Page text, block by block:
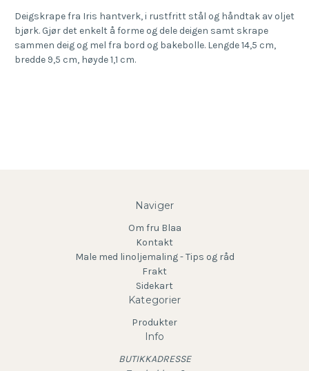
Deigskrape fra Iris hantverk, i rustfritt stål og håndtak av oljet
bjørk. Gjør det enkelt å forme og dele deigen samt skrape
sammen deig og mel fra bord og bakebolle. Lengde 14,5 cm,
bredde 9,5 cm, høyde 1,1 cm.
Naviger
Om fru Blaa
Kontakt
Male med linoljemaling - Tips og råd
Frakt
Sidekart
Kategorier
Produkter
Info
BUTIKKADRESSE